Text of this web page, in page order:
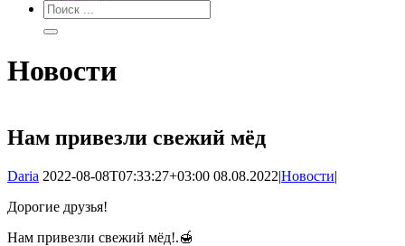
Новости
Нам привезли свежий мёд
Daria 2022-08-08T07:33:27+03:00 08.08.2022|Новости|
Дорогие друзья!
Нам привезли свежий мёд!.🍯